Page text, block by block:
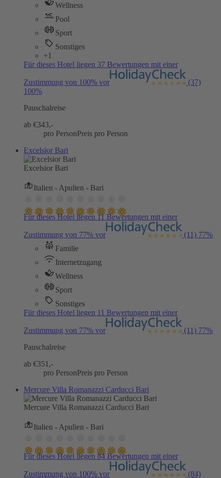
Wellness
Pool
Sport
Sonstiges
+1
Für dieses Hotel liegen 37 Bewertungen mit einer
Zustimmung von 100% vor
(37)
100%
Pauschalreise
ab €343,-
pro PersonPreis pro Person
Excelsior Bari
Excelsior Bari
Italien - Apulien - Bari
Für dieses Hotel liegen 11 Bewertungen mit einer
Zustimmung von 77% vor (11) 77%
Familie
Internetzugang
Wellness
Sport
Sonstiges
Für dieses Hotel liegen 11 Bewertungen mit einer
Zustimmung von 77% vor (11) 77%
Pauschalreise
ab €351,-
pro PersonPreis pro Person
Mercure Villa Romanazzi Carducci Bari
Mercure Villa Romanazzi Carducci Bari
Italien - Apulien - Bari
Für dieses Hotel liegen 84 Bewertungen mit einer
Zustimmung von 100% vor (84)